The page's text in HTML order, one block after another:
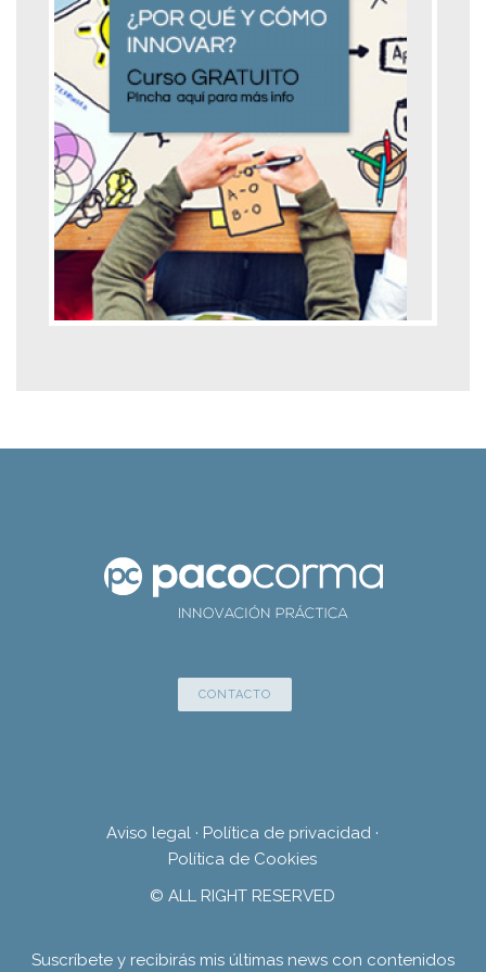
CONTACTO
Aviso legal · Política de privacidad ·
Política de Cookies
© ALL RIGHT RESERVED
Suscríbete y recibirás mis últimas news con contenidos